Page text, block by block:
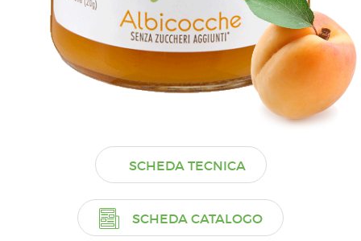
SCHEDA TECNICA
SCHEDA CATALOGO